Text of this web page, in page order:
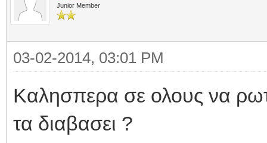
Junior Member
03-02-2014, 03:01 PM
Καλησπερα σε ολους να
τα διαβασει ?